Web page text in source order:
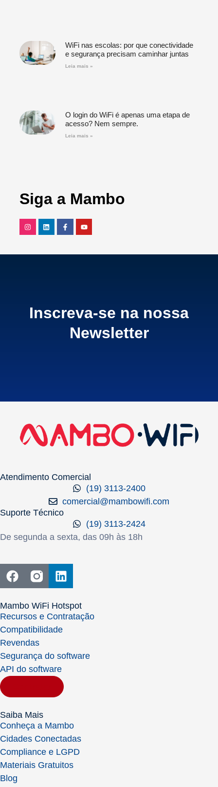
WiFi nas escolas: por que conectividade
e segurança precisam caminhar juntas
Leia mais »
O login do WiFi é apenas uma etapa de
acesso? Nem sempre.
Leia mais »
Siga a Mambo
Inscreva-se na nossa
Newsletter
Atendimento Comercial
(19) 3113-2400
comercial@mambowifi.com
Suporte Técnico
(19) 3113-2424
De segunda a sexta, das 09h às 18h
Mambo WiFi Hotspot
Recursos e Contratação
Compatibilidade
Revendas
Segurança do software
API do software
Saiba Mais
Conheça a Mambo
Cidades Conectadas
Compliance e LGPD
Materiais Gratuitos
Blog